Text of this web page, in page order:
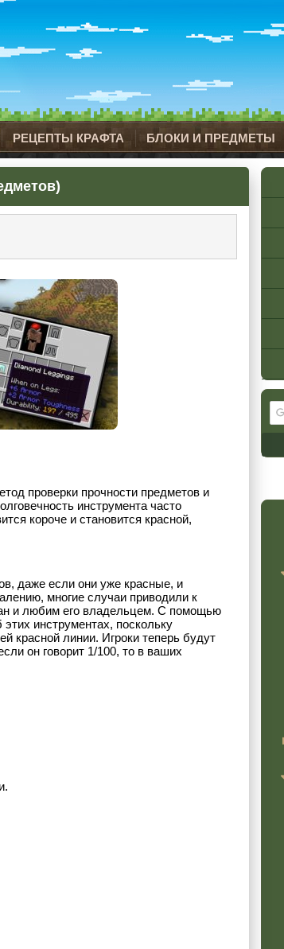
РЕЦЕПТЫ КРАФТА БЛОКИ И ПРЕДМЕТЫ
проверки прочности предметов и
инструмента часто
короче и становится красной,
даже если они уже красные, и
многие случаи приводили к
и любим его владельцем. С помощью
инструментах, поскольку
красной линии. Игроки теперь будут
он говорит 1/100, то в ваших